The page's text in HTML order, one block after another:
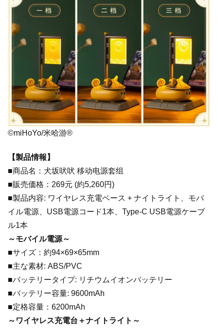
©miHoYo/米哈游®
【製品情報】
■商品名：犬坂吠吠 移动电源套组
■販売価格：269元 (約5,260円)
■製品内容: ワイヤレス充電ベース + ナイトライト、モバ
イル電源、USB電源コード1本、Type-C USB電源ケーブ
ル1本
～モバイル電源～
■サイズ：約94×69×65mm
■主な素材: ABS/PVC
■バッテリータイプ: リチウムイオンバッテリー
■バッテリー容量: 9600mAh
■定格容量：6200mAh
～ワイヤレス充電台＋ナイトライト～